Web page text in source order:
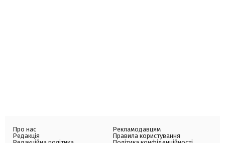
Про нас
Редакція
Рекламодавцям
Правила користування